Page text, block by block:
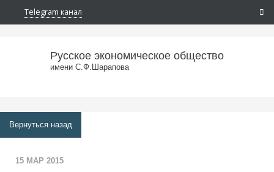
Telegram канал
Русское экономическое общество
имени С.Ф.Шарапова
Вернуться назад
15 МАР 2015